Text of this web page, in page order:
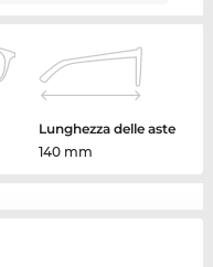
Lunghezza delle aste
140 mm